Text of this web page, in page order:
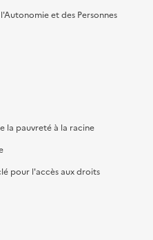
et des Personnes
la pauvreté à la racine
pour l'accès aux droits